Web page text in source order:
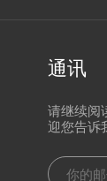
通讯
请继续阅
迎您告诉